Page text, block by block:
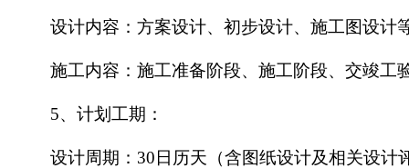
设计内容：方案设计、初步设计、施工图设计
施工内容：施工准备阶段、施工阶段、交竣工
5、计划工期：
设计周期： 30日历天（含图纸设计及相关设计